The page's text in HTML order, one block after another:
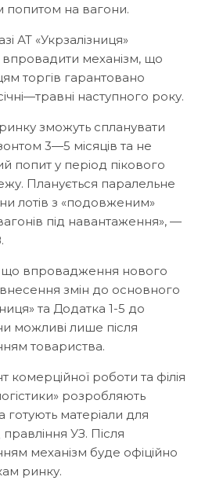
попитом на вагони.
АТ «Укрзалізниця»
механізм, що
торгів гарантовано
наступного року.
зможуть спланувати
3—5 місяців та не
попит у період пікового
Планується паралельне
лотів з «подовженим»
під навантаження», —
що впровадження нового
змін до основного
та Додатка 1-5 до
можливі лише після
товариства.
роботи та філія
розробляють
готують матеріали для
УЗ. Після
механізм буде офіційно
ринку.